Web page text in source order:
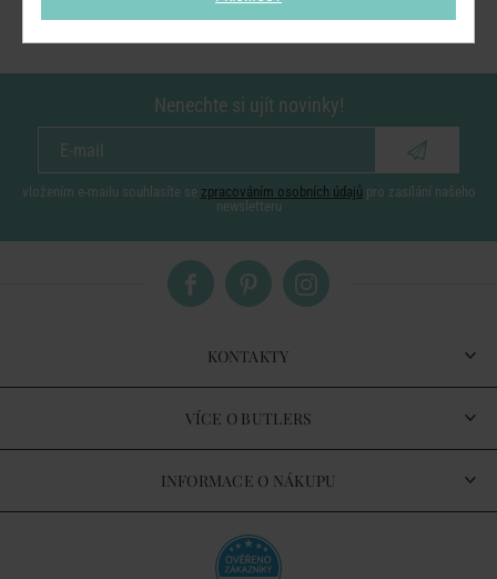
Nenechte si ujít novinky!
vložením e-mailu souhlasíte se zpracováním osobních údajů pro zasílání našeho
newsletteru
KONTAKTY
VÍCE O BUTLERS
INFORMACE O NÁKUPU